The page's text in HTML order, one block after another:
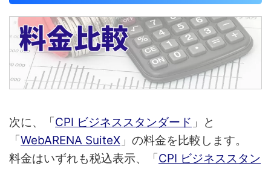
次に、「CPI ビジネススタンダード 」と
「WebARENA SuiteX 」の料金を比較します。
料金はいずれも税込表示、「CPI ビジネススタン